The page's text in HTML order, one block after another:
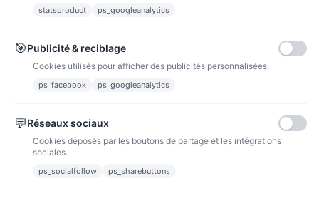
Paiements sécurisés via paypal et paypal 4 fois sans frais
Fidélité
statsproduct ps_googleanalytics
🎯Publicité & reciblage
Cookies utilisés pour afficher des publicités personnalisées.
ps_facebook ps_googleanalytics
💬Réseaux sociaux
Cookies déposés par les boutons de partage et les intégrations
sociales.
ps_socialfollow ps_sharebuttons